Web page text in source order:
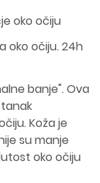
oko očiju
oko očiju. 24h
banje". Ova
Koža je
su manje
oko očiju